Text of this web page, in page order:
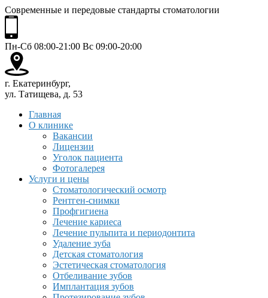
Современные и передовые стандарты стоматологии
Пн-Сб 08:00-21:00 Вс 09:00-20:00
г. Екатеринбург,
ул. Татищева, д. 53
Главная
О клинике
Вакансии
Лицензии
Уголок пациента
Фотогалерея
Услуги и цены
Стоматологический осмотр
Рентген-снимки
Профгигиена
Лечение кариеса
Лечение пульпита и периодонтита
Удаление зуба
Детская стоматология
Эстетическая стоматология
Отбеливание зубов
Имплантация зубов